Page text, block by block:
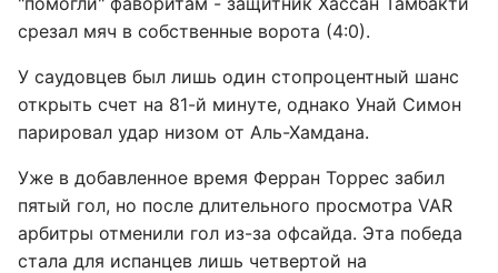
срезал мяч в собственные ворота (4:0).
У саудовцев был лишь один стопроцентный шанс
открыть счет на 81-й минуте, однако Унай Симон
парировал удар низом от Аль-Хамдана.
Уже в добавленное время Ферран Торрес забил
пятый гол, но после длительного просмотра VAR
арбитры отменили гол из-за офсайда. Эта победа
стала для испанцев лишь четвертой на